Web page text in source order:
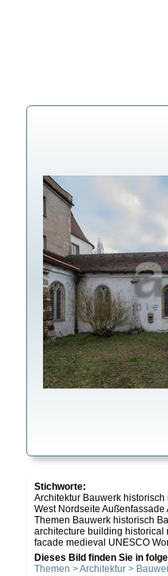
Stichworte:
Architektur Bauwerk
West Nordseite
Themen Bauwerk historisch
architecture building historical
facade medieval UNESCO
Dieses Bild finden Sie in
Themen > Architektur >